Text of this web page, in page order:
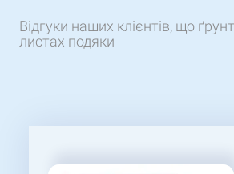
Відгуки наших клієнтів, що
листах подяки